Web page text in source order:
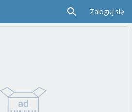
Zaloguj się